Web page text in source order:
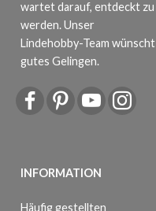
wartet darauf, entdeckt zu
werden. Unser
Lindehobby-Team wünscht
gutes Gelingen.
INFORMATION
Häufig gestellten